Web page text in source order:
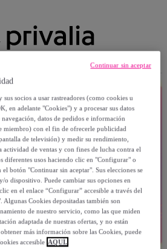
sus socios a usar rastreadores (como cookies u
en adelante "Cookies") y a procesar sus datos
navegación, datos de pedidos e información
miembro) con el fin de ofrecerle publicidad
de televisión) y medir su rendimiento,
actividad de ventas y con fines de lucha contra el
diferentes usos haciendo clic en "Configurar" o
botón "Continuar sin aceptar". Sus elecciones se
o dispositivo. Puede cambiar sus opciones en
en el enlace “Configurar” accesible a través del
Algunas Cookies depositadas también son
de nuestro servicio, como las que miden
adaptada de nuestras ofertas, y no están
más información sobre las Cookies, puede
accesible AQUÍ.
Continuar sin aceptar